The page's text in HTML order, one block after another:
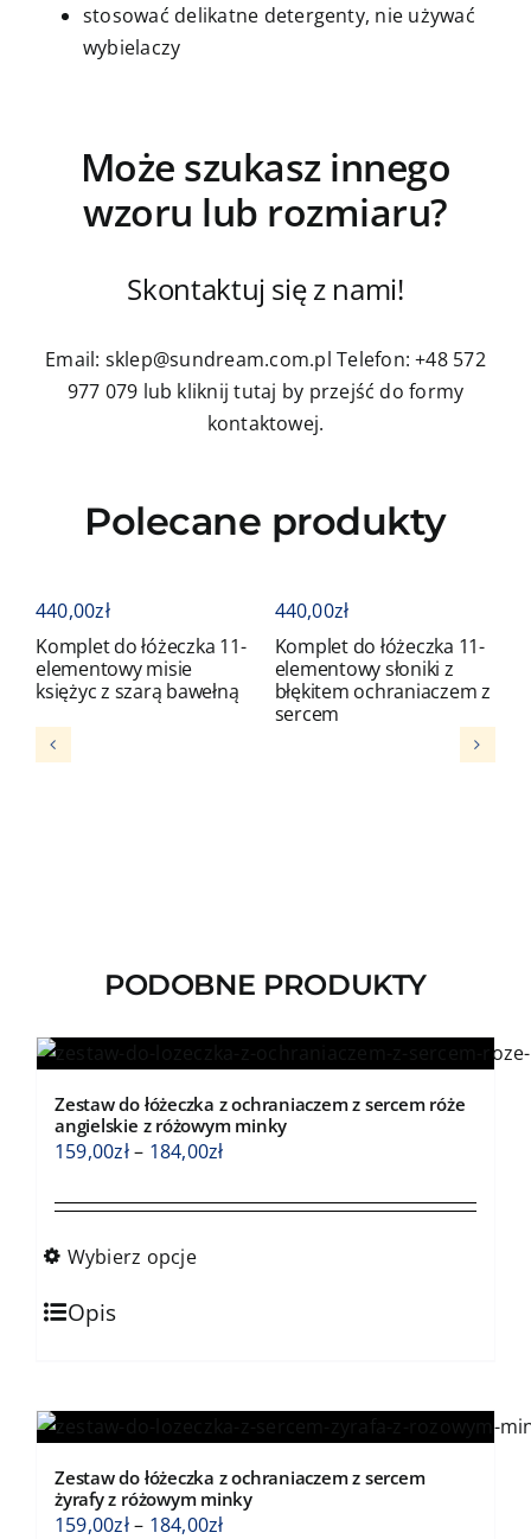
stosować delikatne detergenty, nie używać
wybielaczy
Może szukasz innego
wzoru lub rozmiaru?
Skontaktuj się z nami!
Email: sklep@sundream.com.pl Telefon: +48 572
977 079 lub kliknij tutaj by przejść do formy
kontaktowej.
Polecane produkty
440,00zł
Komplet do łóżeczka 11-
elementowy misie
księżyc z szarą bawełną
440,00zł
Komplet do łóżeczka 11-
elementowy słoniki z
błękitem ochraniaczem z
sercem
PODOBNE PRODUKTY
Zestaw do łóżeczka z ochraniaczem z sercem róże
angielskie z różowym minky
159,00zł– 184,00złZakres
od
Wybierz opcje
Ten
produkt
wariantów.
można
wybrać
Opis
Zestaw do łóżeczka z ochraniaczem z sercem
żyrafy z różowym minky
159,00zł– 184,00złZakres